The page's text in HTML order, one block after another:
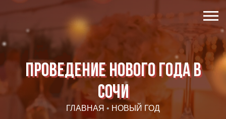
Проведение Нового года в
Сочи
ГЛАВНАЯ • НОВЫЙ ГОД